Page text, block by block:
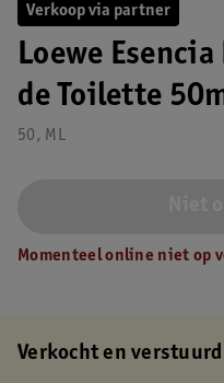
Verkoop via partner
Loewe
de Toilette
50, ML
Momenteel online niet op
Verkocht en